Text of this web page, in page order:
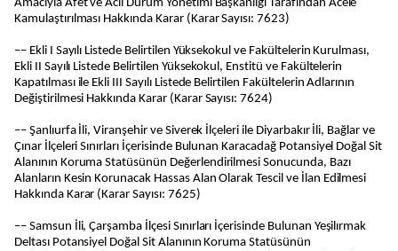
Amacıyla Afet ve Acil Durum Yönetimi Başkanlığı Tarafından Acele
Kamulaştırılması Hakkında Karar (Karar Sayısı: 7623)
–– Ekli I Sayılı Listede Belirtilen Yüksekokul ve Fakültelerin Kurulması,
Ekli II Sayılı Listede Belirtilen Yüksekokul, Enstitü ve Fakültelerin
Kapatılması ile Ekli III Sayılı Listede Belirtilen Fakültelerin Adlarının
Değiştirilmesi Hakkında Karar (Karar Sayısı: 7624)
–– Şanlıurfa İli, Viranşehir ve Siverek İlçeleri ile Diyarbakır İli, Bağlar ve
Çınar İlçeleri Sınırları İçerisinde Bulunan Karacadağ Potansiyel Doğal Sit
Alanının Koruma Statüsünün Değerlendirilmesi Sonucunda, Bazı
Alanların Kesin Korunacak Hassas Alan Olarak Tescil ve İlan Edilmesi
Hakkında Karar (Karar Sayısı: 7625)
–– Samsun İli, Çarşamba İlçesi Sınırları İçerisinde Bulunan Yeşilırmak
Deltası Potansiyel Doğal Sit Alanının Koruma Statüsünün